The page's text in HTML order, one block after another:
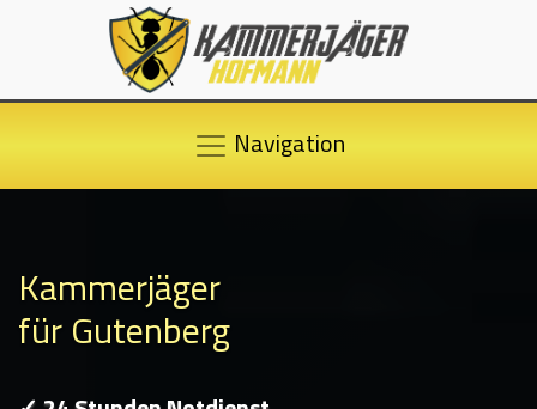
Navigation
Kammerjäger
für Gutenberg